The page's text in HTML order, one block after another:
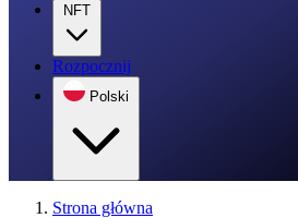
NFT
Rozpocznij
Polski
Strona główna